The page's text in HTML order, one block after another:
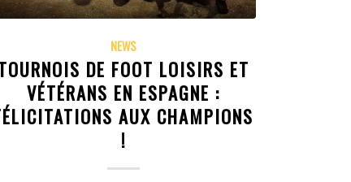
NEWS
DE FOOT LOISIRS ET
VÉTÉRANS EN ESPAGNE :
AUX CHAMPIONS
!